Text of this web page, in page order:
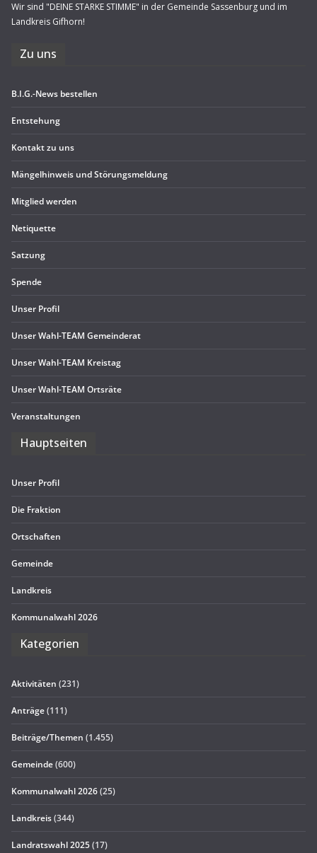
Wir sind "DEINE STARKE STIMME" in der Gemeinde Sassenburg und im
Landkreis Gifhorn!
Zu uns
B.I.G.-News bestel­len
Ent­ste­hung
Kon­takt zu uns
Män­gel­hin­weis und Störungsmeldung
Mit­glied werden
Neti­quette
Sat­zung
Spende
Unser Pro­fil
Unser Wahl-TEAM Gemeinderat
Unser Wahl-TEAM Kreistag
Unser Wahl-TEAM Ortsräte
Ver­an­stal­tun­gen
Haupt­sei­ten
Unser Pro­fil
Die Frak­tion
Ort­schaf­ten
Gemeinde
Land­kreis
Kom­mu­nal­wahl 2026
Kate­go­rien
Aktivitäten (231)
Anträge(111)
Beiträge/Themen (1.455)
Gemeinde(600)
Kommunalwahl 2026(25)
Landkreis(344)
Landratswahl 2025(17)